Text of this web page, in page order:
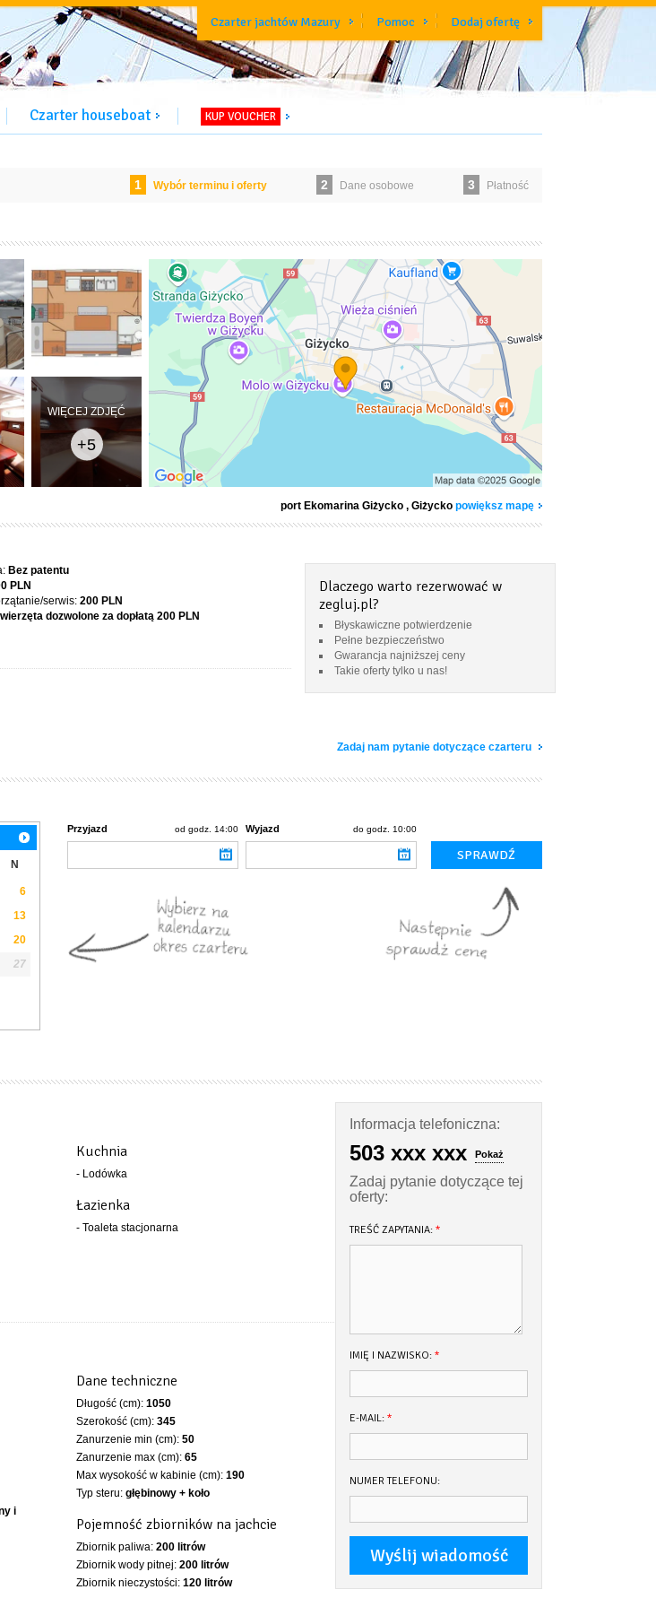
Czarter jachtów Mazury Pomoc Dodaj ofertę
Czarter houseboat KUP VOUCHER
1 Wybór terminu i oferty 2 Dane osobowe 3 Płatność
WIĘCEJ ZDJĘĆ
+5
port Ekomarina Giżycko , Giżycko powiększ mapę
Bez patentu
PLN
serwis: 200 PLN
dozwolone za dopłatą 200 PLN
Dlaczego warto rezerwować w
zegluj.pl?
Błyskawiczne potwierdzenie
Pełne bezpieczeństwo
Gwarancja najniższej ceny
Takie oferty tylko u nas!
Zadaj nam pytanie dotyczące czarteru
N
6
13
20
27
Przyjazd od godz. 14:00 Wyjazd do godz. 10:00
Kuchnia
- Lodówka
Łazienka
- Toaleta stacjonarna
i
Dane techniczne
Długość (cm): 1050
Szerokość (cm): 345
Zanurzenie min (cm): 50
Zanurzenie max (cm): 65
Max wysokość w kabinie (cm): 190
Typ steru: głębinowy + koło
Pojemność zbiorników na jachcie
Zbiornik paliwa: 200 litrów
Zbiornik wody pitnej: 200 litrów
Zbiornik nieczystości: 120 litrów
Informacja telefoniczna:
503 xxx xxx Pokaż
Zadaj pytanie dotyczące tej
oferty:
TREŚĆ ZAPYTANIA: *
IMIĘ I NAZWISKO: *
E-MAIL: *
NUMER TELEFONU: